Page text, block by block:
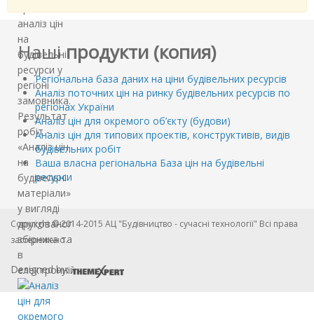
аналіз цін
на
будівельні
ресурси у
регіоні
замовника.
Результат
робіт -
«Аналіз цін
на
будівельні
матеріали»
у вигляді
друкованого
збірника та
в
електронній…
Нашіпродукти (копия)
Регіональна база даних на ціни будівельних ресурсів
Аналіз поточних цін на ринку будівельних ресурсів по
регіонах України
Аналіз цін для окремого об’єкту (будови)
Аналіз цін для типових проектів, конструктивів, видів
будівельних робіт
Ваша власна регіональна База цін на будівельні
ресурси
Copyright © 2014-2015 АЦ "Будівництво - сучасні технології" Всі права
застережено.
Designed by: